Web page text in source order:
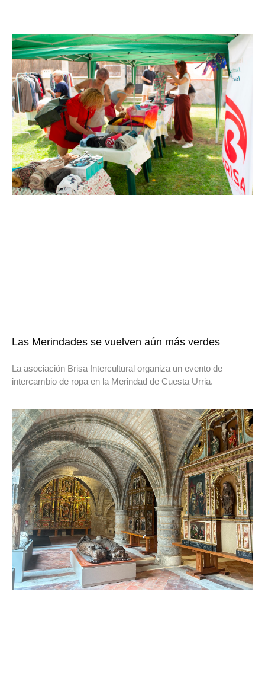
Las Merindades se vuelven aún más verdes
La asociación Brisa Intercultural organiza un evento de
intercambio de ropa en la Merindad de Cuesta Urria.